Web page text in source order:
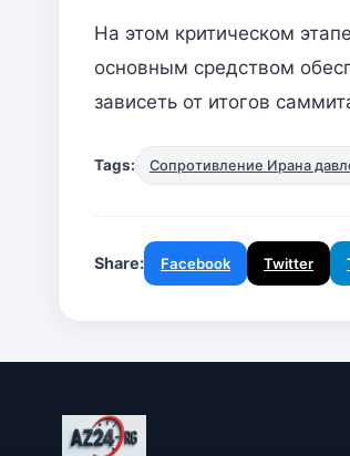
На этом критическом
основным средством
зависеть от итогов
Tags: Сопротивление Ирана
Share: Facebook Twitter